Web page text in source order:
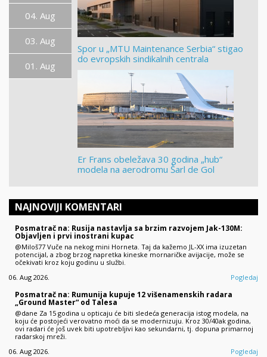
04. Aug
03. Aug
01. Aug
Spor u „MTU Maintenance Serbia“ stigao
do evropskih sindikalnih centrala
Er Frans obeležava 30 godina „hub“
modela na aerodromu Šarl de Gol
NAJNOVIJI KOMENTARI
Posmatrač na: Rusija nastavlja sa brzim razvojem Jak-130M:
Objavljen i prvi inostrani kupac
@Miloš77 Vuče na nekog mini Horneta. Taj da kažemo JL-XX ima izuzetan
potencijal, a zbog brzog napretka kineske mornaričke avijacije, može se
očekivati kroz koju godinu u službi.
06. Aug 2026.
Pogledaj
Posmatrač na: Rumunija kupuje 12 višenamenskih radara
„Ground Master“ od Talesa
@dane Za 15 godina u opticaju će biti sledeća generacija istog modela, na
koju će postojeći verovatno moći da se modernizuju. Kroz 30/40ak godina,
ovi radari će još uvek biti upotrebljivi kao sekundarni, tj. dopuna primarnoj
radarskoj mreži.
06. Aug 2026.
Pogledaj